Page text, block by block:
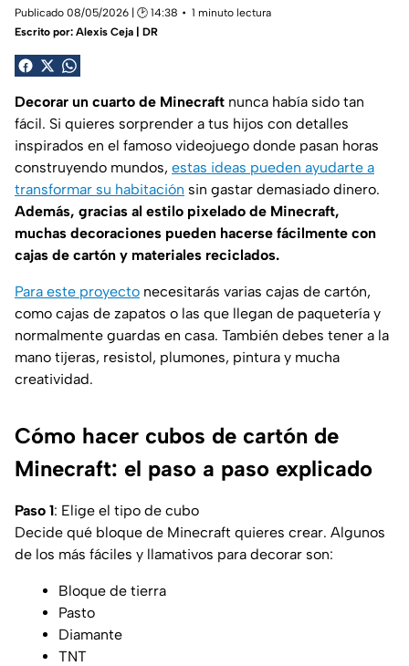
Publicado 08/05/2026 | 🕑 14:38
1 minuto lectura
Escrito por: Alexis Ceja | DR
Decorar un cuarto de Minecraft nunca había sido tan
fácil. Si quieres sorprender a tus hijos con detalles
inspirados en el famoso videojuego donde pasan horas
construyendo mundos, estas ideas pueden ayudarte a
transformar su habitación sin gastar demasiado dinero.
Además, gracias al estilo pixelado de Minecraft,
muchas decoraciones pueden hacerse fácilmente con
cajas de cartón y materiales reciclados.
Para este proyecto necesitarás varias cajas de cartón,
como cajas de zapatos o las que llegan de paquetería y
normalmente guardas en casa. También debes tener a la
mano tijeras, resistol, plumones, pintura y mucha
creatividad.
Cómo hacer cubos de cartón de
Minecraft: el paso a paso explicado
Paso 1: Elige el tipo de cubo
Decide qué bloque de Minecraft quieres crear. Algunos
de los más fáciles y llamativos para decorar son:
Bloque de tierra
Pasto
Diamante
TNT